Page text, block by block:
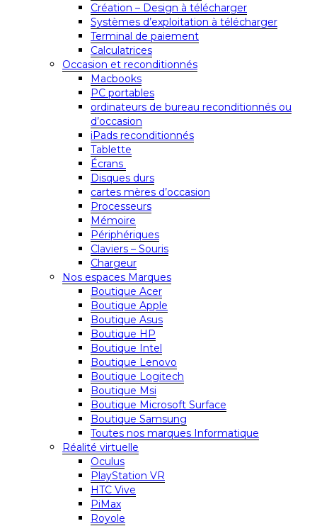
Création – Design à télécharger
Systèmes d’exploitation à télécharger
Terminal de paiement
Calculatrices
Occasion et reconditionnés
Macbooks
PC portables
ordinateurs de bureau reconditionnés ou
d’occasion
iPads reconditionnés
Tablette
Écrans
Disques durs
cartes mères d’occasion
Processeurs
Mémoire
Périphériques
Claviers – Souris
Chargeur
Nos espaces Marques
Boutique Acer
Boutique Apple
Boutique Asus
Boutique HP
Boutique Intel
Boutique Lenovo
Boutique Logitech
Boutique Msi
Boutique Microsoft Surface
Boutique Samsung
Toutes nos marques Informatique
Réalité virtuelle
Oculus
PlayStation VR
HTC Vive
PiMax
Royole